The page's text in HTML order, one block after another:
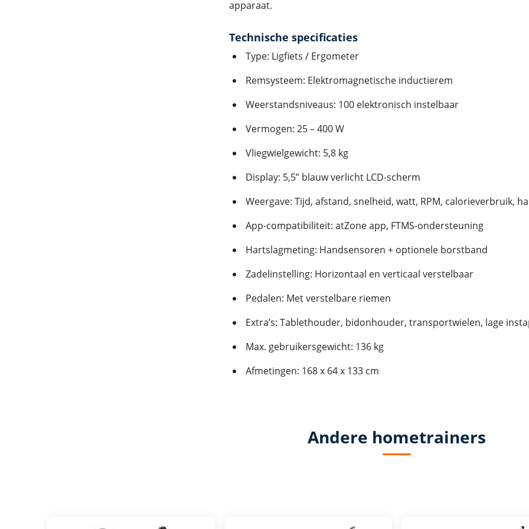
apparaat.
Technische specificaties
Type: Ligfiets / Ergometer
Remsysteem: Elektromagnetische inductierem
Weerstandsniveaus: 100 elektronisch instelbaar
Vermogen: 25 – 400 W
Vliegwielgewicht: 5,8 kg
Display: 5,5” blauw verlicht LCD-scherm
Weergave: Tijd, afstand, snelheid, watt, RPM, calorieverbruik,
App-compatibiliteit: atZone app, FTMS-ondersteuning
Hartslagmeting: Handsensoren + optionele borstband
Zadelinstelling: Horizontaal en verticaal verstelbaar
Pedalen: Met verstelbare riemen
Extra’s: Tablethouder, bidonhouder, transportwielen, lage
Max. gebruikersgewicht: 136 kg
Afmetingen: 168 x 64 x 133 cm
Andere hometrainers